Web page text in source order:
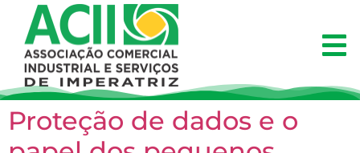
Proteção de dados e o